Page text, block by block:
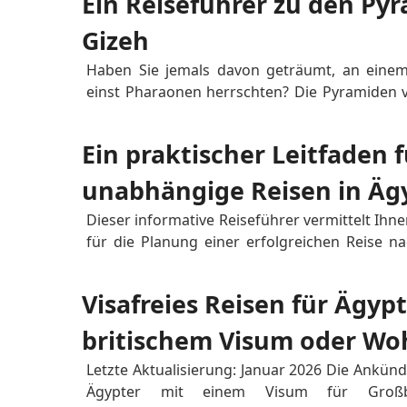
Artikel tauchen wir in die Magie...
Gizeh
Haben Sie jemals davon geträumt, an
einst Pharaonen herrschten? Die Pyramiden
Pracht bewundern. Sind Sie bereit, zu
Ein praktischer Leitfaden
unabhängige Reisen in
Dieser informative Reiseführer vermittelt
für die Planung einer erfolgreichen Reise
unabhängige Reisen. Optimierter
reibungslose Ankunft, indem Sie über das O...
Visafreies Reisen für
britischem Visum oder
Großbritannien; Kanada;
Letzte Aktualisierung: Januar 2026 Die
Ägypter mit einem Visum für